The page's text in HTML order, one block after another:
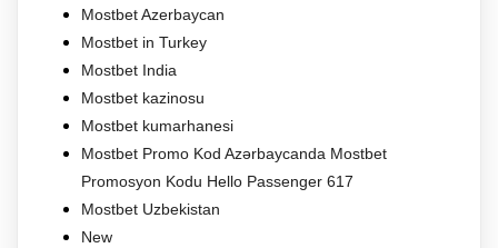
Mostbet Azerbaycan
Mostbet in Turkey
Mostbet India
Mostbet kazinosu
Mostbet kumarhanesi
Mostbet Promo Kod Azərbaycanda Mostbet
Promosyon Kodu Hello Passenger 617
Mostbet Uzbekistan
New